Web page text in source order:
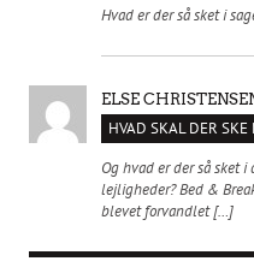
Hvad er der så sket i
ELSE
HVAD SKAL DER SKE
Og hvad er der så sket
lejligheder? Bed &
blevet forvandlet […]